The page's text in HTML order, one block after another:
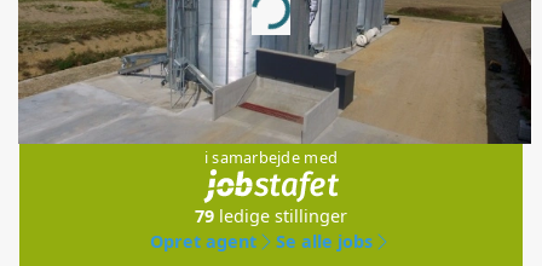
Loading...
Jobs
i samarbejde med
79 ledige stillinger
Opret agent
Se alle jobs